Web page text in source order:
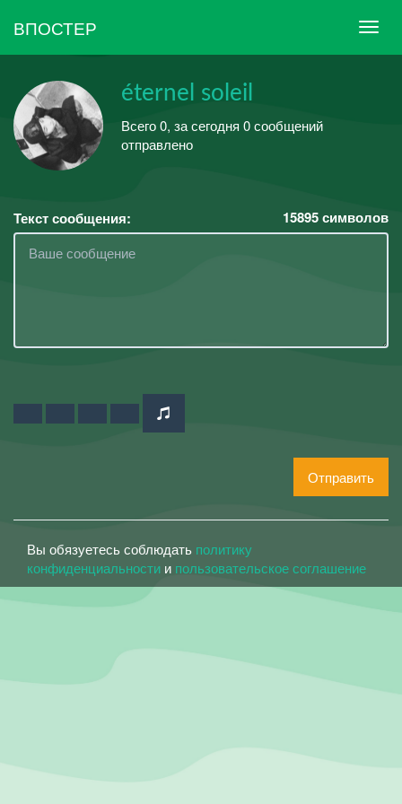
ВПОСТЕР
éternel soleil
Всего 0, за сегодня 0 сообщений
отправлено
Текст сообщения: 15895символов
Отправить
Вы обязуетесь соблюдать политику
конфиденциальности и пользовательское соглашение